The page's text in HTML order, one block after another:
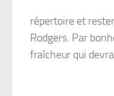
répertoire et
Rodgers. Par
fraîcheur qui